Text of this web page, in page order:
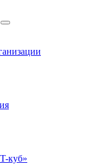
Поиск
куб»